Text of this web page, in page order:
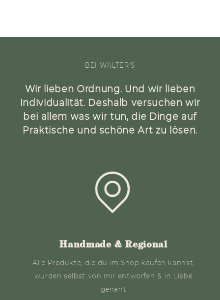
BEI WALTER'S
Wir lieben Ordnung. Und wir lieben
Individualität. Deshalb versuchen wir
bei allem was wir tun, die Dinge auf
Praktische und schöne Art zu lösen.
Handmade & Regional
Alle Produkte, die du im Shop kaufen kannst,
wurden selbst von mir entworfen & in Liebe
genäht